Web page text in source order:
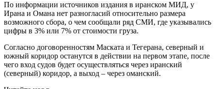
По информации источников издания в иранском МИД, у
Ирана и Омана нет разногласий относительно размера
возможного сбора, о чем сообщали ряд СМИ, где указывались
цифры в 3% или 7% от стоимости груза.
Согласно договоренностям Маската и Тегерана, северный и
южный коридор останутся в действии на первом этапе, после
чего вход судов будет осуществляться через иранский
(северный) коридор, а выход – через оманский.